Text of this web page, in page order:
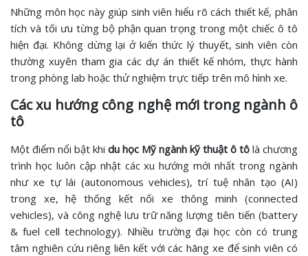
Những môn học này giúp sinh viên hiểu rõ cách thiết kế, phân
tích và tối ưu từng bộ phận quan trọng trong một chiếc ô tô
hiện đại. Không dừng lại ở kiến thức lý thuyết, sinh viên còn
thường xuyên tham gia các dự án thiết kế nhóm, thực hành
trong phòng lab hoặc thử nghiệm trực tiếp trên mô hình xe.
Các xu hướng công nghệ mới trong ngành ô
tô
Một điểm nổi bật khi du học Mỹ ngành kỹ thuật ô tô là chương
trình học luôn cập nhật các xu hướng mới nhất trong ngành
như xe tự lái (autonomous vehicles), trí tuệ nhân tạo (AI)
trong xe, hệ thống kết nối xe thông minh (connected
vehicles), và công nghệ lưu trữ năng lượng tiên tiến (battery
& fuel cell technology). Nhiều trường đại học còn có trung
tâm nghiên cứu riêng liên kết với các hãng xe để sinh viên có